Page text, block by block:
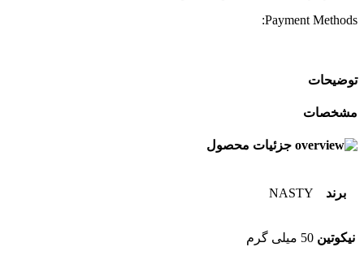
Payment Methods:
توضیحات
مشخصات
جزئیات محصول
برند NASTY
نیکوتین 50 میلی گرم